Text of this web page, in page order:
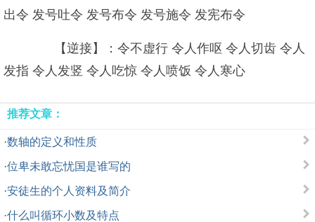
出令 发号吐令 发号布令 发号施令 发宪布令
【逆接】：令不虚行 令人作呕 令人切齿 令人
发指 令人发竖 令人吃惊 令人喷饭 令人寒心
推荐文章：
·数轴的定义和性质
·位卑未敢忘忧国是谁写的
·安徒生的个人资料及简介
·什么叫循环小数及特点